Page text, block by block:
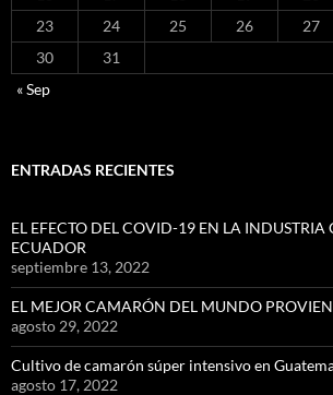
23
24 25 26 27
30
31
« Sep
ENTRADAS RECIENTES
EL EFECTO DEL COVID-19 EN LA
ECUADOR
septiembre 13, 2022
EL MEJOR CAMARÓN DEL MUNDO
agosto 29, 2022
Cultivo de camarón súper intensivo en
agosto 17, 2022